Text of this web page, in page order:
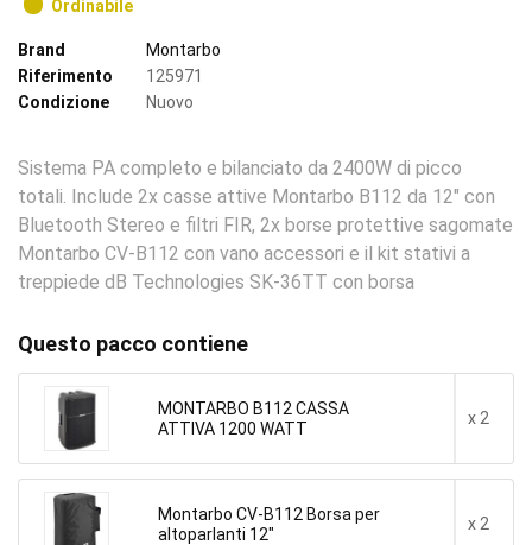
Ordinabile
Brand
Montarbo
Riferimento
125971
Condizione
Nuovo
Sistema PA completo e bilanciato da 2400W di picco
totali. Include 2x casse attive Montarbo B112 da 12" con
Bluetooth Stereo e filtri FIR, 2x borse protettive sagomate
Montarbo CV-B112 con vano accessori e il kit stativi a
treppiede dB Technologies SK-36TT con borsa
Questo pacco contiene
MONTARBO B112 CASSA
ATTIVA 1200 WATT
x 2
Montarbo CV-B112 Borsa per
altoparlanti 12"
x 2